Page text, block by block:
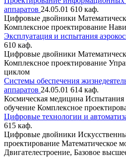
аппаратов 24.05.01 610 каф.
Цифровые двойники
Комплексное проектирование
Эксплуатация и испытания
610 каф.
Цифровые двойники
Комплексное проектирование
циклом
Системы обеспечения
аппаратов 24.05.01 614 каф.
Космическая медицина Испытания
обучение Комплексное
Цифровые технологии и
615 каф.
Цифровые двойники
проектирование Математическое
Двигателестроение, Базовое